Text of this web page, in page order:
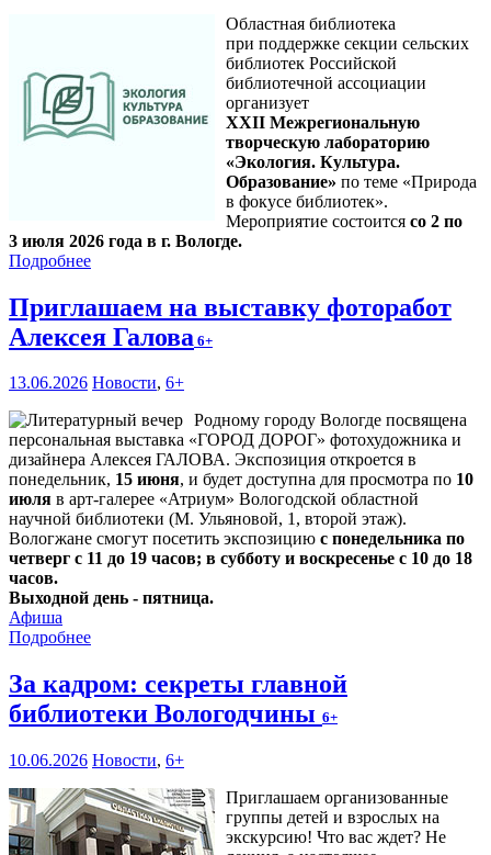
Областная библиотека
при поддержке секции сельских
библиотек Российской
библиотечной ассоциации
организует
XXII Межрегиональную
творческую лабораторию
«Экология. Культура.
Образование» по теме «Природа
в фокусе библиотек».
Мероприятие состоится со 2 по
3 июля 2026 года в г. Вологде.
Подробнее
Приглашаем на выставку фоторабот
Алексея Галова 6+
13.06.2026 Новости, 6+
Родному городу Вологде посвящена
персональная выставка «ГОРОД ДОРОГ» фотохудожника и
дизайнера Алексея ГАЛОВА. Экспозиция откроется в
понедельник, 15 июня, и будет доступна для просмотра по 10
июля в арт-галерее «Атриум» Вологодской областной
научной библиотеки (М. Ульяновой, 1, второй этаж).
Вологжане смогут посетить экспозицию с понедельника по
четверг с 11 до 19 часов; в субботу и воскресенье с 10 до 18
часов.
Выходной день - пятница.
Афиша
Подробнее
За кадром: секреты главной
библиотеки Вологодчины 6+
10.06.2026 Новости, 6+
Приглашаем организованные
группы детей и взрослых на
экскурсию! Что вас ждет? Не